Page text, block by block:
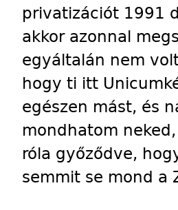
privatizációt 1991
akkor azonnal
egyáltalán nem
hogy ti itt
egészen mást, és
mondhatom
róla győződve,
semmit se mond a